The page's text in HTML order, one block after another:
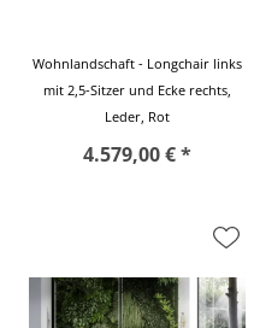
Wohnlandschaft - Longchair links
mit 2,5-Sitzer und Ecke rechts,
Leder, Rot
4.579,00 € *